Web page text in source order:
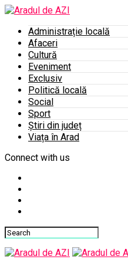
Administrație locală
Afaceri
Cultură
Eveniment
Exclusiv
Politică locală
Social
Sport
Știri din județ
Viața în Arad
Connect with us